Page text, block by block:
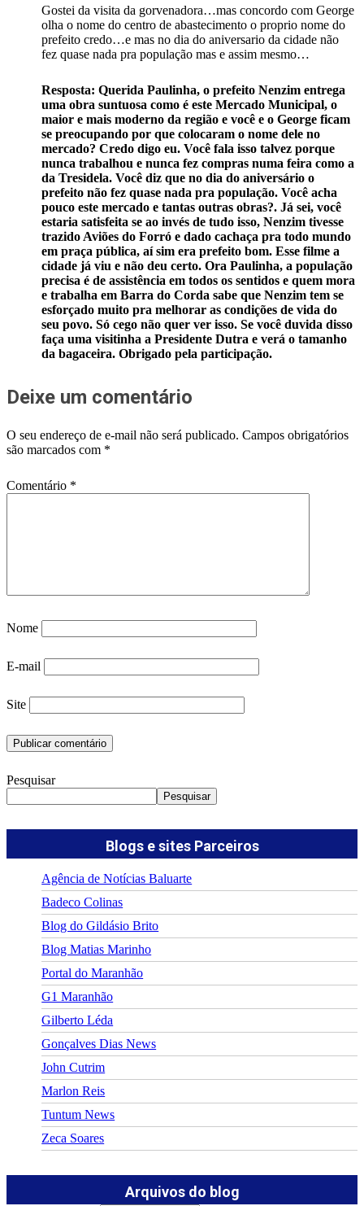
Gostei da visita da gorvenadora…mas concordo com George
olha o nome do centro de abastecimento o proprio nome do
prefeito credo…e mas no dia do aniversario da cidade não
fez quase nada pra população mas e assim mesmo…
Resposta: Querida Paulinha, o prefeito Nenzim entrega
uma obra suntuosa como é este Mercado Municipal, o
maior e mais moderno da região e você e o George ficam
se preocupando por que colocaram o nome dele no
mercado? Credo digo eu. Você fala isso talvez porque
nunca trabalhou e nunca fez compras numa feira como a
da Tresidela. Você diz que no dia do aniversário o
prefeito não fez quase nada pra população. Você acha
pouco este mercado e tantas outras obras?. Já sei, você
estaria satisfeita se ao invés de tudo isso, Nenzim tivesse
trazido Aviões do Forró e dado cachaça pra todo mundo
em praça pública, aí sim era prefeito bom. Esse filme a
cidade já viu e não deu certo. Ora Paulinha, a população
precisa é de assistência em todos os sentidos e quem mora
e trabalha em Barra do Corda sabe que Nenzim tem se
esforçado muito pra melhorar as condições de vida do
seu povo. Só cego não quer ver isso. Se você duvida disso
faça uma visitinha a Presidente Dutra e verá o tamanho
da bagaceira. Obrigado pela participação.
Deixe um comentário
O seu endereço de e-mail não será publicado. Campos obrigatórios
são marcados com *
Comentário *
Nome
E-mail
Site
Pesquisar
Pesquisar
Blogs e sites Parceiros
Agência de Notícias Baluarte
Badeco Colinas
Blog do Gildásio Brito
Blog Matias Marinho
Portal do Maranhão
G1 Maranhão
Gilberto Léda
Gonçalves Dias News
John Cutrim
Marlon Reis
Tuntum News
Zeca Soares
Arquivos do blog